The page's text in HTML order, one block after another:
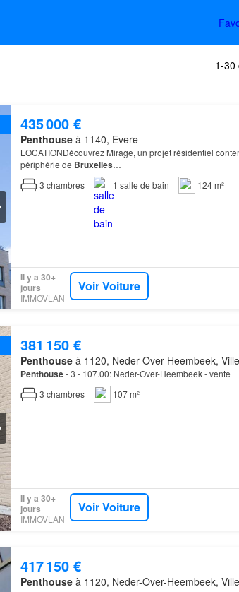
1-30
435 000 €
Penthouseà 1140, Evere
LOCATIONDécouvrez Mirage, un projet résidentiel
périphérie de Bruxelles…
3 chambres 1 salle de bain 124 m²
Il y a 30+
jours
IMMOVLAN
Voir Voiture
381 150 €
Penthouseà 1120, Neder-Over-Heembeek,
Penthouse- 3 - 107.00: Neder-Over-Heembeek - vente
3 chambres 107 m²
Il y a 30+
jours
IMMOVLAN
Voir Voiture
417 150 €
Penthouseà 1120, Neder-Over-Heembeek,